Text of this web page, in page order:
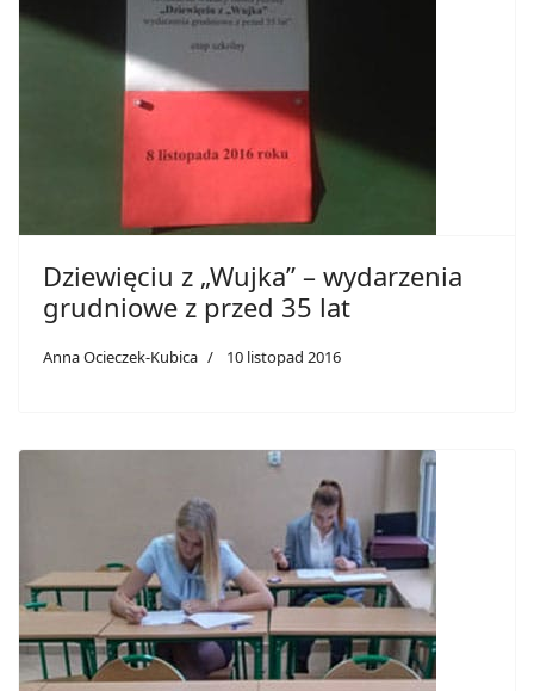
Dziewięciu z „Wujka” – wydarzenia
grudniowe z przed 35 lat
Anna Ocieczek-Kubica 10 listopad 2016